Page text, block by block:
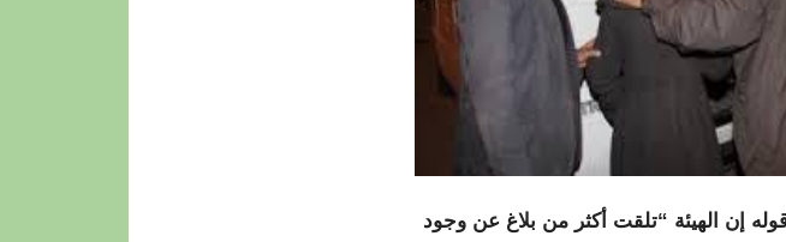
إن الهيئة “تلقت أكثر من بلاغ عن وجود